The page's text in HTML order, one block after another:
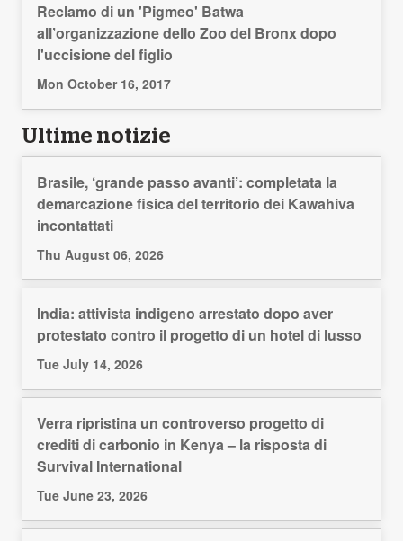
Reclamo di un 'Pigmeo' Batwa
all’organizzazione dello Zoo del Bronx dopo
l'uccisione del figlio
Mon October 16, 2017
Ultime notizie
Brasile, ‘grande passo avanti’: completata la
demarcazione fisica del territorio dei Kawahiva
incontattati
Thu August 06, 2026
India: attivista indigeno arrestato dopo aver
protestato contro il progetto di un hotel di lusso
Tue July 14, 2026
Verra ripristina un controverso progetto di
crediti di carbonio in Kenya – la risposta di
Survival International
Tue June 23, 2026